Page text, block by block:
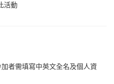
活動
者需填寫中英文全名及個人資